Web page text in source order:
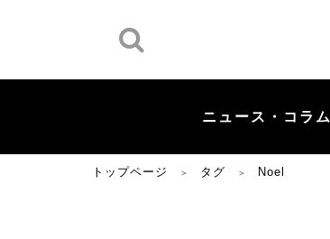
ニュース・コラム
トップページ ＞ タグ ＞ Noel